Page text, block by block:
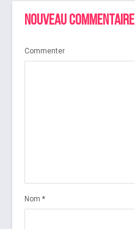
Nouveau commentaire
Commenter
Nom *